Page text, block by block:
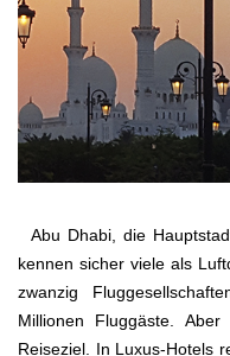
Abu Dhabi, die
kennen sicher viele als
zwanzig
Millionen Fluggäste.
Reiseziel. In Luxus-Hotels